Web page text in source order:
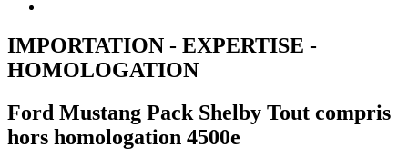
IMPORTATION - EXPERTISE -
HOMOLOGATION
Ford Mustang Pack Shelby Tout compris
hors homologation 4500e